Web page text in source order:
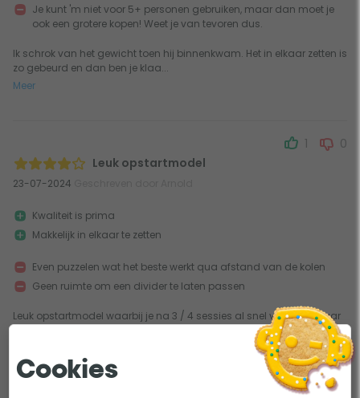
Ik schrok van het gewicht toen hij binnenkwam. Het in elkaar zetten is
zo gebeurd en dan ben je klaa...
Meer
Je kunt 'm niet voor 5+ personen gebruiken, maar dan moet je
ook een grotere kopen! Weet je van tevoren dus.
Leuk opstartmodel
23-07-2024
1 0
Leuk opstartmodel waarbij je na 3 / 4 sessies al snel verlangd naar
Kwaliteit is prima
Makkelijk in elkaar te zetten
Even puzzelen wat het beste werkt qua afstand van de kolen
Geen ruimte om een divider te laten passen
Cookies